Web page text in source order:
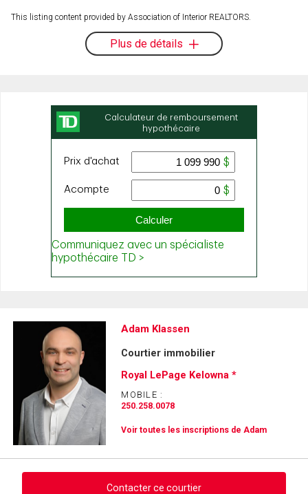
This listing content provided by Association of Interior REALTORS.
Plus de détails
Adam Klassen
Courtier immobilier
Royal LePage Kelowna *
MOBILE :
250.258.0078
Voir toutes les inscriptions de Adam
Contacter ce courtier